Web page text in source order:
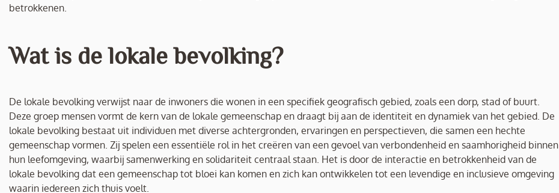
betrokkenen.
Wat is de lokale bevolking?
De lokale bevolking verwijst naar de inwoners die wonen in een specifiek geografisch gebied, zoals een dorp, stad of buurt.
Deze groep mensen vormt de kern van de lokale gemeenschap en draagt bij aan de identiteit en dynamiek van het gebied. De
lokale bevolking bestaat uit individuen met diverse achtergronden, ervaringen en perspectieven, die samen een hechte
gemeenschap vormen. Zij spelen een essentiële rol in het creëren van een gevoel van verbondenheid en saamhorigheid binnen
hun leefomgeving, waarbij samenwerking en solidariteit centraal staan. Het is door de interactie en betrokkenheid van de
lokale bevolking dat een gemeenschap tot bloei kan komen en zich kan ontwikkelen tot een levendige en inclusieve omgeving
waarin iedereen zich thuis voelt.